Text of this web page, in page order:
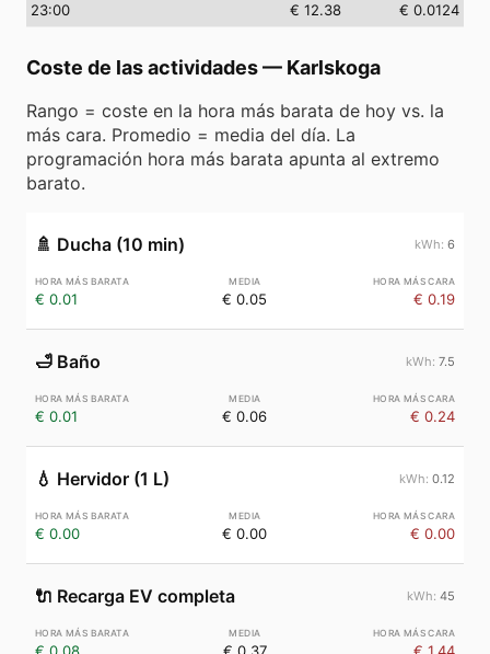
23:00 € 12.38 € 0.0124
Coste de las actividades— Karlskoga
Rango = coste en la hora más barata de hoy vs. la
más cara. Promedio = media del día. La
programación hora más barata apunta al extremo
barato.
🚿 Ducha (10 min) 6
€ 0.01 € 0.05 € 0.19
🛁 Baño 7.5
€ 0.01 € 0.06 € 0.24
💧 Hervidor (1 L) 0.12
€ 0.00 € 0.00 € 0.00
🔌 Recarga EV completa 45